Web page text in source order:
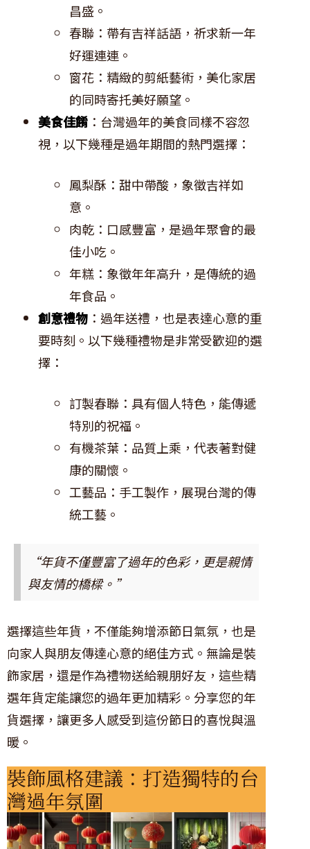
昌盛。
春聯：帶有吉祥話語，祈求新一年
好運連連。
窗花：精緻的剪紙藝術，美化家居
的同時寄托美好願望。
美食佳餚 ：台灣過年的美食同樣不容忽
視，以下幾種是過年期間的熱門選擇：
鳳梨酥：甜中帶酸，象徵吉祥如
意。
肉乾：口感豐富，是過年聚會的最
佳小吃。
年糕：象徵年年高升，是傳統的過
年食品。
創意禮物 ：過年送禮，也是表達心意的重
要時刻。以下幾種禮物是非常受歡迎的選
擇：
訂製春聯：具有個人特色，能傳遞
特別的祝福。
有機茶葉：品質上乘，代表著對健
康的關懷。
工藝品：手工製作，展現台灣的傳
統工藝。
“年貨不僅豐富了過年的色彩，更是親情
與友情的橋樑。”
選擇這些年貨，不僅能夠增添節日氣氛，也是
向家人與朋友傳達心意的絕佳方式。無論是裝
飾家居，還是作為禮物送給親朋好友，這些精
選年貨定能讓您的過年更加精彩。分享您的年
貨選擇，讓更多人感受到這份節日的喜悅與溫
暖。
裝飾風格建議：打造獨特的台
灣過年氛圍